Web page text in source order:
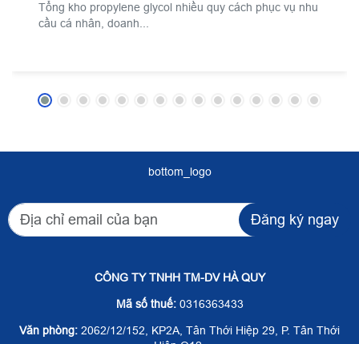
Tổng kho propylene glycol nhiều quy cách phục vụ nhu
cầu cá nhân, doanh...
bottom_logo
Đăng ký ngay
CÔNG TY TNHH TM-DV HÀ QUY
Mã số thuế:0316363433
Văn phòng: 2062/12/152, KP2A, Tân Thới Hiệp 29, P. Tân Thới